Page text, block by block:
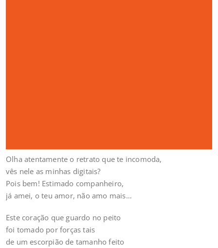
Olha atentamente o retrato que te incomoda,
vês nele as minhas digitais?
Pois bem! Estimado companheiro,
já amei, o teu amor, não amo mais…
Este coração que guardo no peito
foi tomado por forças tais
de um escorpião de tamanho feito